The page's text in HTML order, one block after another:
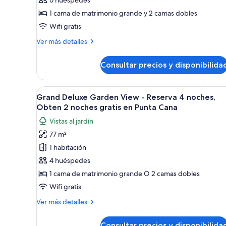
Suite
Garden
View
1 cama de matrimonio grande y 2 camas dobles
Wifi gratis
Ver más detalles
Más
Family
Suite
Garden
View
Consultar precios y
Abrir
todas
las
fotos
de
Grand
Deluxe
Garden
View
Reserva
6
Grand Deluxe Garden View - Reserva 4 noches,
Obten 2 noches gratis en Punta Cana
Vistas al jardín
77 m²
1 habitación
4 huéspedes
1 cama de matrimonio grande O 2 camas dobles
Wifi gratis
Ver más detalles
Más